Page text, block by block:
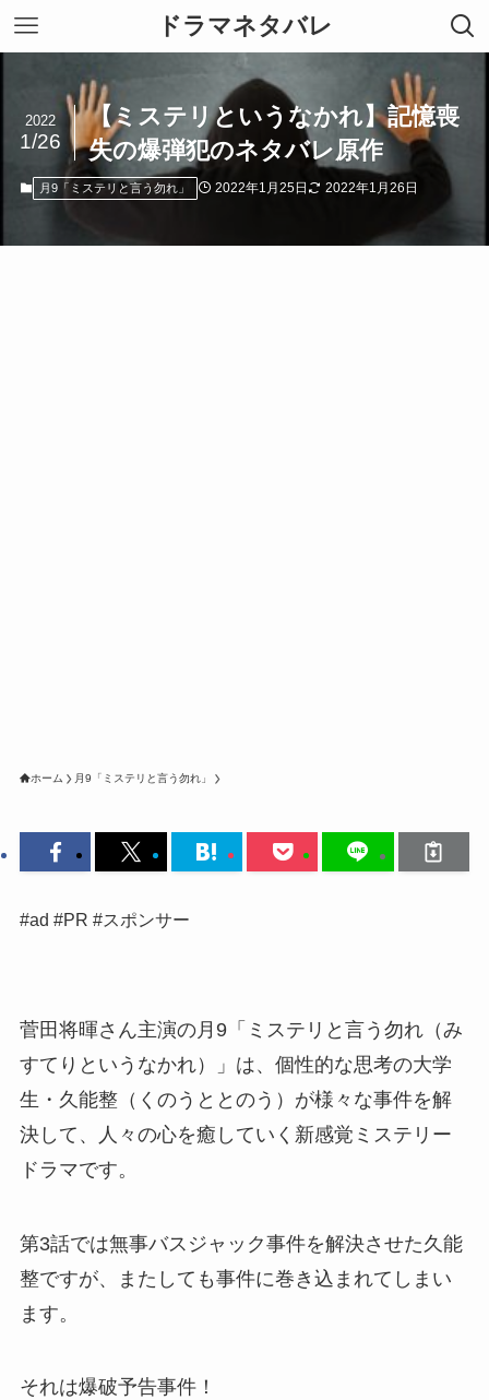
ドラマネタバレ
【ミステリというなかれ】記憶喪
失の爆弾犯のネタバレ原作
2022
1/26
月9「ミステリと言う勿れ」 2022年1月25日 2022年1月26日
ホーム 月9「ミステリと言う勿れ」
#ad #PR #スポンサー
菅田将暉さん主演の月9「 ミステリと言う勿れ（み
すてりというなかれ）
」は、個性的な思考の大学
生・久能整（くのうととのう）が様々な事件を解
決して、人々の心を癒していく新感覚ミステリー
ドラマです。
第3話では無事バスジャック事件を解決させた久能
整ですが、またしても事件に巻き込まれてしまい
ます。
それは爆破予告事件！